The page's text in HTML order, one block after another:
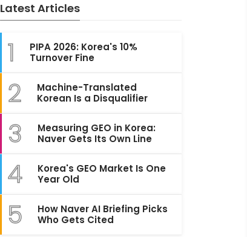
Latest Articles
1
PIPA 2026: Korea's 10%
Turnover Fine
2
Machine-Translated
Korean Is a Disqualifier
3
Measuring GEO in Korea:
Naver Gets Its Own Line
4
Korea's GEO Market Is One
Year Old
5
How Naver AI Briefing Picks
Who Gets Cited